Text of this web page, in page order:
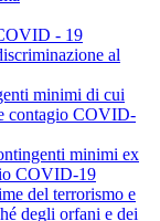
- 19
al
minimi di cui
contagio COVID-
minimi ex
COVID-19
del terrorismo e
degli orfani e dei